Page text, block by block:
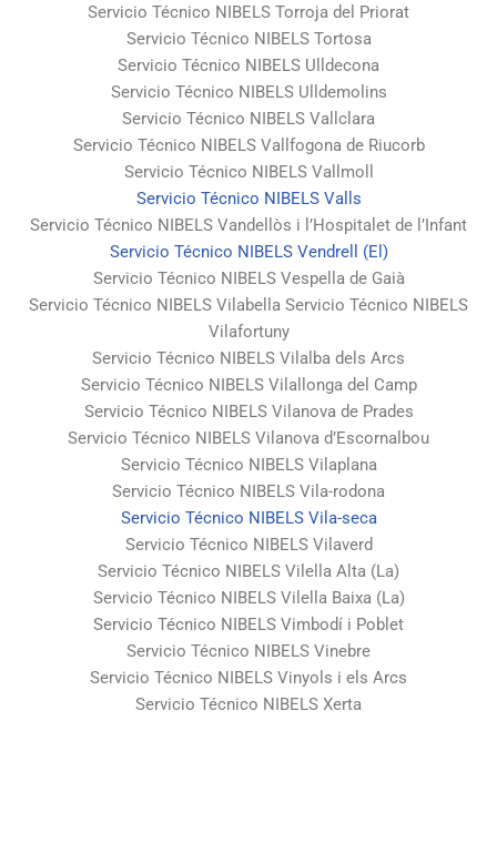
Servicio Técnico NIBELS Torroja del Priorat
Servicio Técnico NIBELS Tortosa
Servicio Técnico NIBELS Ulldecona
Servicio Técnico NIBELS Ulldemolins
Servicio Técnico NIBELS Vallclara
Servicio Técnico NIBELS Vallfogona de Riucorb
Servicio Técnico NIBELS Vallmoll
Servicio Técnico NIBELS Valls
Servicio Técnico NIBELS Vandellòs i l’Hospitalet de l’Infant
Servicio Técnico NIBELS Vendrell (El)
Servicio Técnico NIBELS Vespella de Gaià
Servicio Técnico NIBELS Vilabella Servicio Técnico NIBELS
Vilafortuny
Servicio Técnico NIBELS Vilalba dels Arcs
Servicio Técnico NIBELS Vilallonga del Camp
Servicio Técnico NIBELS Vilanova de Prades
Servicio Técnico NIBELS Vilanova d’Escornalbou
Servicio Técnico NIBELS Vilaplana
Servicio Técnico NIBELS Vila-rodona
Servicio Técnico NIBELS Vila-seca
Servicio Técnico NIBELS Vilaverd
Servicio Técnico NIBELS Vilella Alta (La)
Servicio Técnico NIBELS Vilella Baixa (La)
Servicio Técnico NIBELS Vimbodí i Poblet
Servicio Técnico NIBELS Vinebre
Servicio Técnico NIBELS Vinyols i els Arcs
Servicio Técnico NIBELS Xerta